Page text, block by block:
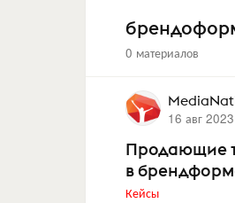
0 материалов
16 авг 2023
Продающие
в
Кейсы